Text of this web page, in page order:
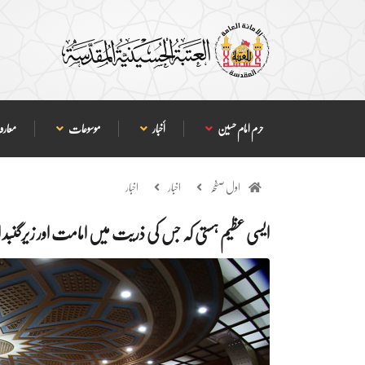
حرم امام حسین أخبار موسوعات
اول صفحہ اخبار اخبار
ایسی عظیم ہستی کہ جس کی ذریت میں امامت اور